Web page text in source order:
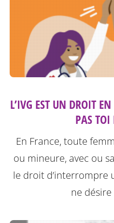
L’IVG EST UN DROIT
PAS
En France, toute
ou mineure, avec ou
le droit d’interrompre
ne désire